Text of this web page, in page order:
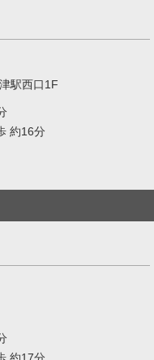
駅西口1F
約16分